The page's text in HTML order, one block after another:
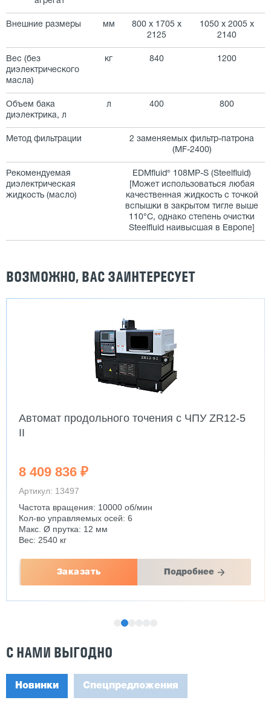
Внешние размеры мм
800 х 1705 х
2125
1050 х 2005 х
2140
Вес (без
диэлектрического
масла)
кг 840 1200
Объем бака
диэлектрика, л
л 400 800
Метод фильтрации
2 заменяемых фильтр-патрона
(MF-2400)
Рекомендуемая
диэлектрическая
жидкость (масло)
EDMfluid® 108MP-S (Steelfluid)
[Может использоваться любая
качественная жидкость с точкой
вспышки в закрытом тигле выше
110°С, однако степень очистки
Steelfluid наивысшая в Европе]
ВОЗМОЖНО, ВАС ЗАИНТЕРЕСУЕТ
Автомат продольного точения с ЧПУ ZR12-5
II
8 409 836 ₽
Артикул: 13497
Частота вращения: 10000 об/мин
Кол-во управляемых осей: 6
Макс. Ø прутка: 12 мм
Вес: 2540 кг
Заказать Подробнее
С НАМИ ВЫГОДНО
Новинки Спецпредложения